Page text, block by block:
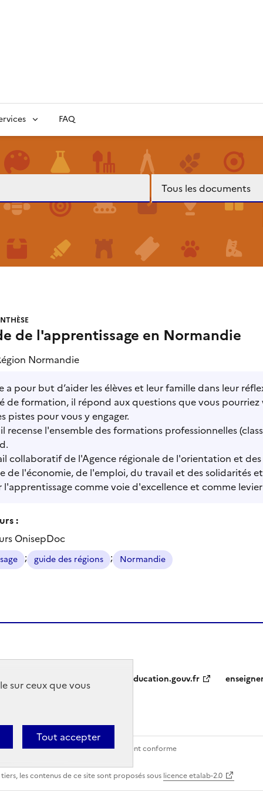
sur ceux que vous
Tout accepter
FAQ
de l'apprentissage en Normandie
Normandie
a pour but d’aider les élèves et leur famille dans leur
de formation, il répond aux questions que vous
pistes pour vous y engager.
recense l'ensemble des formations professionnelles
collaboratif de l'Agence régionale de l'orientation et
de l'économie, de l'emploi, du travail et des solidarités
l'apprentissage comme voie d'excellence et comme
:
OnisepDoc
; guide des régions ; Normandie
education.gouv.fr
Contact Accessibilité : partiellement conforme
les contenus de ce site sont proposés sous licence etalab-2.0